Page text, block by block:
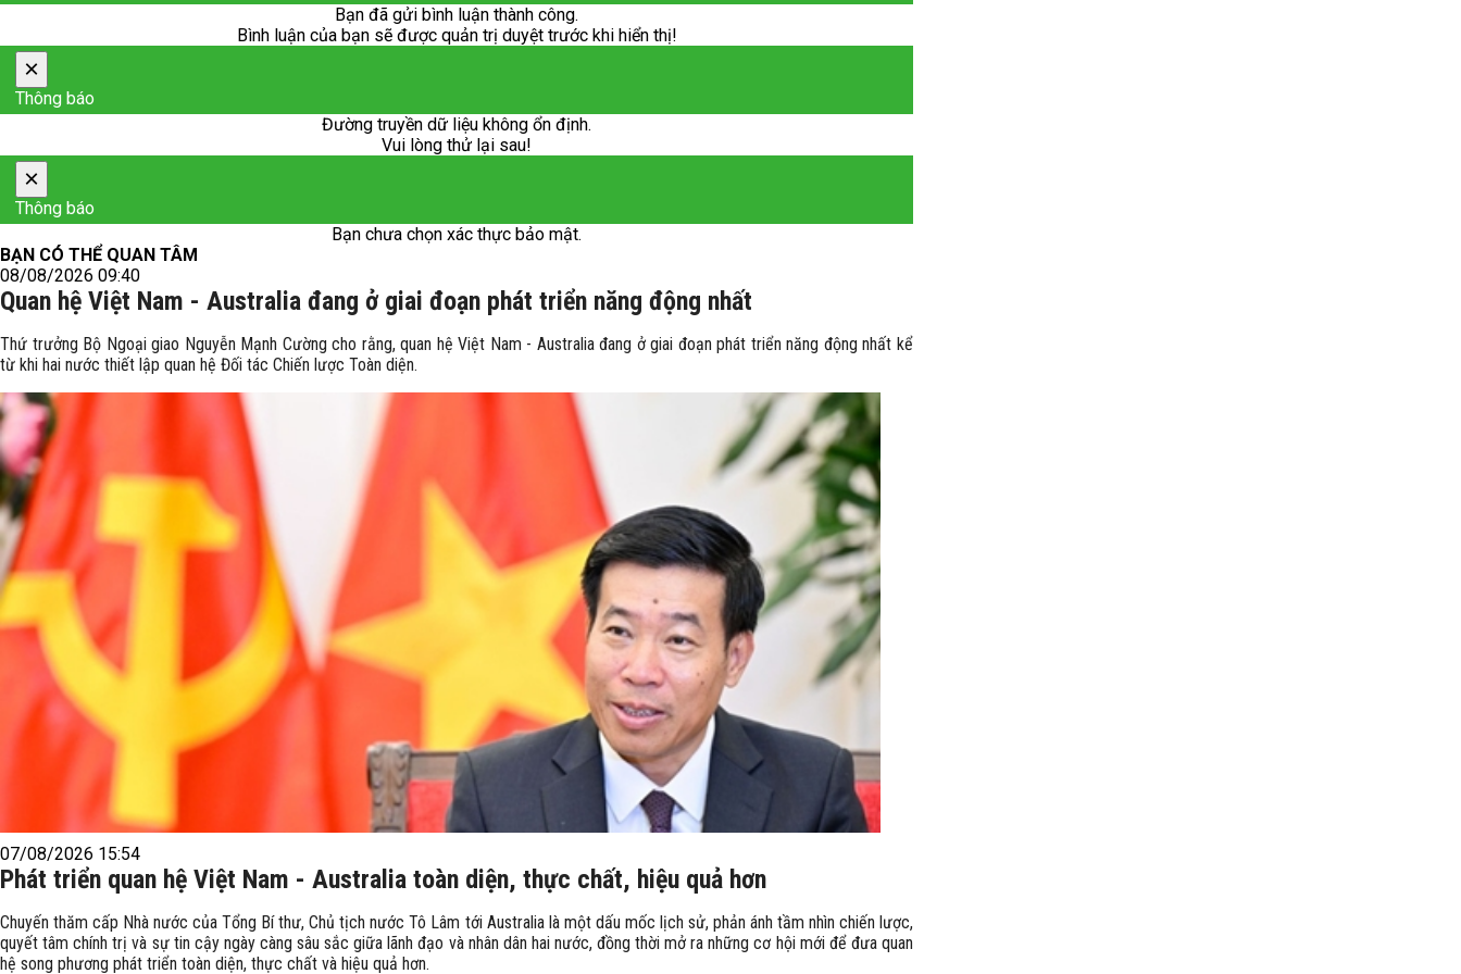
Bạn đã gửi bình luận thành công.
Bình luận của bạn sẽ được quản trị duyệt trước khi hiển thị!
×
Thông báo
Đường truyền dữ liệu không ổn định.
Vui lòng thử lại sau!
×
Thông báo
Bạn chưa chọn xác thực bảo mật.
BẠN CÓ THỂ QUAN TÂM
08/08/2026 09:40
Quan hệ Việt Nam - Australia đang ở giai đoạn phát triển năng động nhất
Thứ trưởng Bộ Ngoại giao Nguyễn Mạnh Cường cho rằng, quan hệ Việt Nam - Australia đang ở giai đoạn phát triển năng động nhất kể
từ khi hai nước thiết lập quan hệ Đối tác Chiến lược Toàn diện.
07/08/2026 15:54
Phát triển quan hệ Việt Nam - Australia toàn diện, thực chất, hiệu quả hơn
Chuyến thăm cấp Nhà nước của Tổng Bí thư, Chủ tịch nước Tô Lâm tới Australia là một dấu mốc lịch sử, phản ánh tầm nhìn chiến lược,
quyết tâm chính trị và sự tin cậy ngày càng sâu sắc giữa lãnh đạo và nhân dân hai nước, đồng thời mở ra những cơ hội mới để đưa quan
hệ song phương phát triển toàn diện, thực chất và hiệu quả hơn.